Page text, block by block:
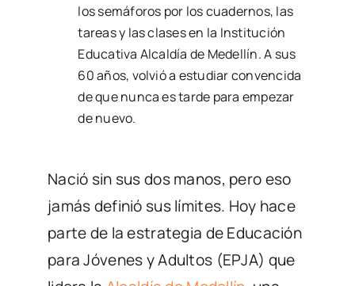
los semáforos por los cuadernos, las
tareas y las clases en la Institución
Educativa Alcaldía de Medellín. A sus
60 años, volvió a estudiar convencida
de que nunca es tarde para empezar
de nuevo.
Nació sin sus dos manos, pero eso
jamás definió sus límites. Hoy hace
parte de la estrategia de Educación
para Jóvenes y Adultos (EPJA) que